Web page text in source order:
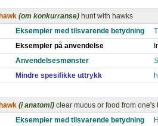
hawk (om konkurranse) hunt with hawks
Eksempler med tilsvarende betydning
Eksempler på anvendelse
Anvendelsesmønster
Mindre spesifikke uttrykk
hawk (i anatomi) clear mucus or food from one's
Eksempler med tilsvarende betydning